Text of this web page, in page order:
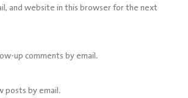
and website in this browser for the next
up comments by email.
posts by email.